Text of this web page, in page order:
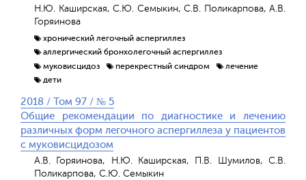
Н.Ю. Каширская, С.Ю. Семыкин, С.В. Поликарпова, А.В.
Горяинова
хронический легочный аспергиллез
аллергический бронхолегочный аспергиллез
муковисцидоз
перекрестный синдром
лечение
дети
2018 / Том 97 / № 5
Общие рекомендации по диагностике и лечению
различных форм легочного аспергиллеза у пациентов
с муковисцидозом
А.В. Горяинова, Н.Ю. Каширская, П.В. Шумилов, С.В.
Поликарпова, С.Ю. Семыкин